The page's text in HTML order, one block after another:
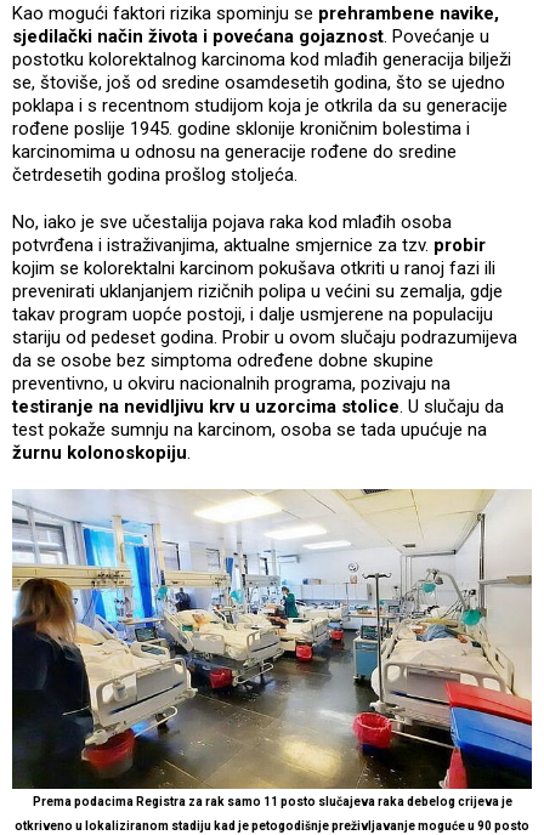
Kao mogući faktori rizika spominju se prehrambene navike,
sjedilački način života i povećana gojaznost. Povećanje u
postotku kolorektalnog karcinoma kod mlađih generacija bilježi
se, štoviše, još od sredine osamdesetih godina, što se ujedno
poklapa i s recentnom studijom koja je otkrila da su generacije
rođene poslije 1945. godine sklonije kroničnim bolestima i
karcinomima u odnosu na generacije rođene do sredine
četrdesetih godina prošlog stoljeća.
No, iako je sve učestalija pojava raka kod mlađih osoba
potvrđena i istraživanjima, aktualne smjernice za tzv. probir
kojim se kolorektalni karcinom pokušava otkriti u ranoj fazi ili
prevenirati uklanjanjem rizičnih polipa u većini su zemalja, gdje
takav program uopće postoji, i dalje usmjerene na populaciju
stariju od pedeset godina. Probir u ovom slučaju podrazumijeva
da se osobe bez simptoma određene dobne skupine
preventivno, u okviru nacionalnih programa, pozivaju na
testiranje na nevidljivu krv u uzorcima stolice. U slučaju da
test pokaže sumnju na karcinom, osoba se tada upućuje na
žurnu kolonoskopiju.
Prema podacima Registra za rak samo 11 posto slučajeva raka debelog crijeva je
otkriveno u lokaliziranom stadiju kad je petogodišnje preživljavanje moguće u 90 posto